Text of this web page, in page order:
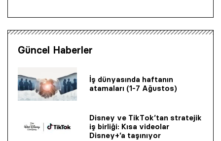
Güncel Haberler
İş dünyasında haftanın
atamaları (1-7 Ağustos)
Disney ve TikTok’tan stratejik
iş birliği: Kısa videolar
Disney+’a taşınıyor